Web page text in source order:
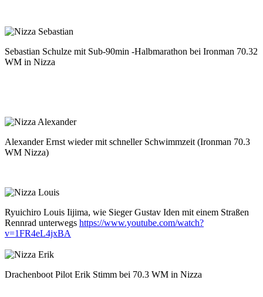
Sebastian Schulze mit Sub-90min -Halbmarathon bei Ironman 70.32
WM in Nizza
Alexander Ernst wieder mit schneller Schwimmzeit (Ironman 70.3
WM Nizza)
Ryuichiro Louis Iijima, wie Sieger Gustav Iden mit einem Straßen
Rennrad unterwegs https://www.youtube.com/watch?
v=1FR4eL4jxBA
Drachenboot Pilot Erik Stimm bei 70.3 WM in Nizza